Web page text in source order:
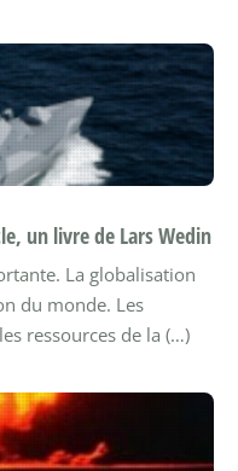
un livre de Lars Wedin
La globalisation
du monde. Les
ressources de la (…)